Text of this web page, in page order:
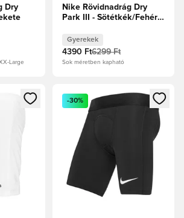
Dry
Large
Nike Rövidnadrág Dry
Park III - Sötétkék/Fehér
Gyerekek
4390 Ft6299 Ft
Sok méretben kapható
a bejelentkezéshez vagy a tagként
Megnyit egy modált a
-30%